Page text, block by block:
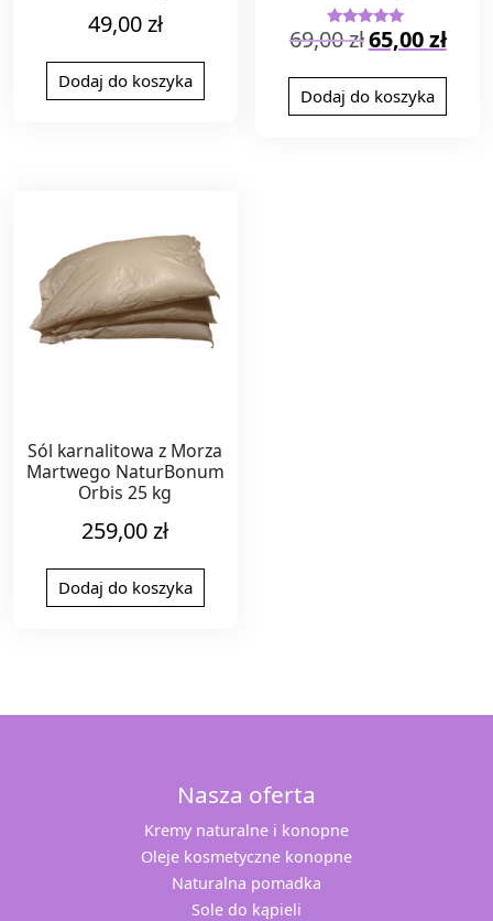
49,00zł
Dodaj do koszyka
Oceniono
5.00
69,00zł Pierwotna
cena
wynosiła:
69,00 zł.
65,00zł
cena
Dodaj do koszyka
Sól karnalitowa z Morza
Martwego NaturBonum
Orbis 25 kg
259,00zł
Dodaj do koszyka
Nasza oferta
Kremy naturalne i konopne
Oleje kosmetyczne konopne
Naturalna pomadka
Sole do kąpieli